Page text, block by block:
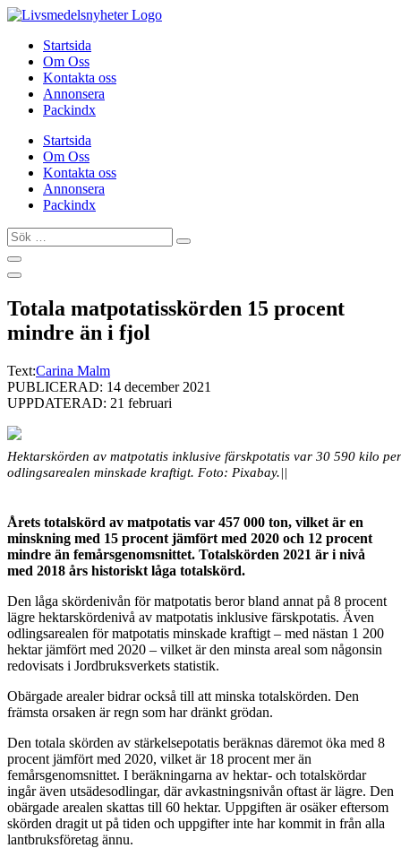
Hoppa
innehållStartsida
Om Oss
Kontakta oss
Annonsera
Packindx
Startsida
Om Oss
Kontakta oss
Annonsera
Packindx
Sök
…
Totala matpotatisskörden 15 procent
mindre än i fjol
Text:Carina Malm
PUBLICERAD: 14 december 2021
UPPDATERAD: 21 februari
Hektarskörden av matpotatis inklusive färskpotatis var 30 590 kilo
odlingsarealen minskade kraftigt. Foto: Pixabay.||
Årets totalskörd av matpotatis var 457 000 ton, vilket är en
minskning med 15 procent jämfört med 2020 och 12 procent
mindre än femårs­genom­snittet. Totalskörden 2021 är i nivå
med 2018 års historiskt låga totalskörd.
Den låga skördenivån för matpotatis beror bland annat på 8 procent
lägre hektarskördenivå av matpotatis inklusive färskpotatis. Även
odlingsarealen för matpotatis minskade kraftigt – med nästan 1 200
hektar jämfört med 2020 – vilket är den minsta areal som någonsin
redovisats i Jordbruksverkets statistik.
Obärgade arealer bidrar också till att minska totalskörden. Den
främsta orsaken är regn som har dränkt grödan.
Den totala skörden av stärkelsepotatis beräknas däremot öka med 8
procent jämfört med 2020, vilket är 18 procent mer än
femårsgenomsnittet. I beräkningarna av hektar- och totalskördar
ingår även utsädesodlingar, där avkastningsnivån oftast är lägre. Den
obärgade arealen skattas till 60 hektar. Uppgiften är osäker eftersom
skörden dragit ut på tiden och uppgifter inte har kommit in från alla
lantbruksföretag ännu.